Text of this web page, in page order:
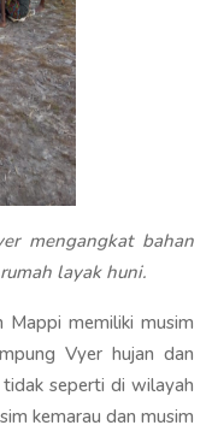
mengangkat bahan
layak huni.
Mappi memiliki musim
Vyer hujan dan
seperti di wilayah
kemarau dan musim